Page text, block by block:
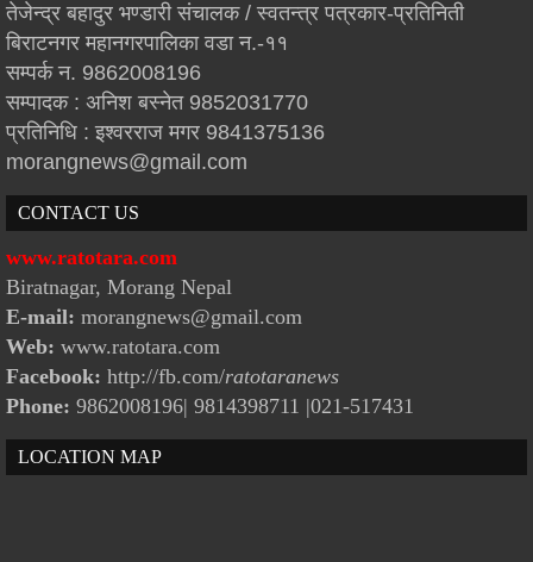
तेजेन्द्र बहादुर भण्डारी संचालक / स्वतन्त्र पत्रकार-प्रतिनिती
बिराटनगर महानगरपालिका वडा न.-११
सम्पर्क न. 9862008196
सम्पादक : अनिश बस्नेत 9852031770
प्रतिनिधि : इश्वरराज मगर 9841375136
morangnews@gmail.com
CONTACT US
www.ratotara.com
Biratnagar, Morang Nepal
E-mail: morangnews@gmail.com
Web: www.ratotara.com
Facebook: http://fb.com/ratotaranews
Phone: 9862008196| 9814398711 |021-517431
LOCATION MAP